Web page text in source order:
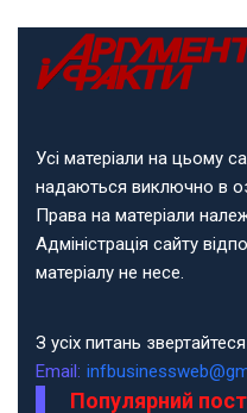
Усі матеріали на цьому
надаються виключно в
Права на матеріали
Адміністрація сайту
матеріалу не несе.
З усіх питань
Email:
Популярний пост